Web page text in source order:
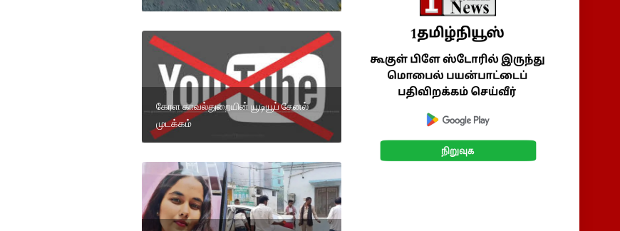
கேரள காவல்துறையின் யூடியூப் சேனல்
முடக்கம்